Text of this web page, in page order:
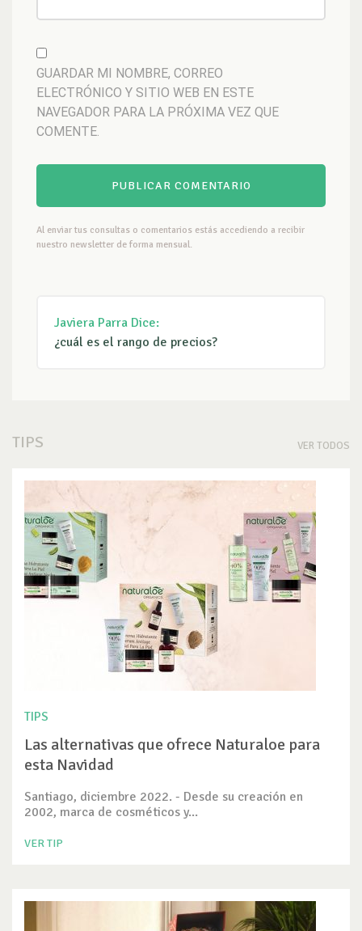
GUARDAR MI NOMBRE, CORREO
ELECTRÓNICO Y SITIO WEB EN ESTE
NAVEGADOR PARA LA PRÓXIMA VEZ QUE
COMENTE.
Al enviar tus consultas o comentarios estás accediendo a recibir
nuestro newsletter de forma mensual.
Javiera Parra Dice:
¿cuál es el rango de precios?
TIPS VER TODOS
TIPS
Las alternativas que ofrece Naturaloe para
esta Navidad
Santiago, diciembre 2022. - Desde su creación en
2002, marca de cosméticos y...
VER TIP